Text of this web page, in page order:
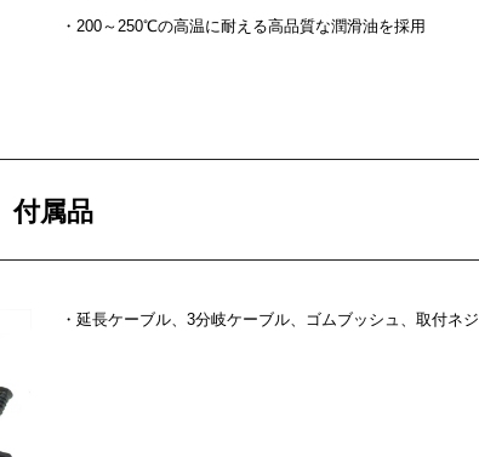
・200～250℃の高温に耐える高品質な潤滑油を採用
付属品
・延長ケーブル、3分岐ケーブル、ゴムブッシュ、取付ネジ